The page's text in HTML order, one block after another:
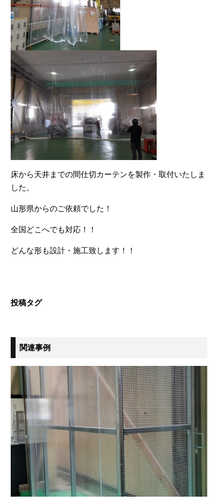
床から天井までの間仕切カーテンを製作・取付いたしま
した。
山形県からのご依頼でした！
全国どこへでも対応！！
どんな形も設計・施工致します！！
投稿タグ
関連事例